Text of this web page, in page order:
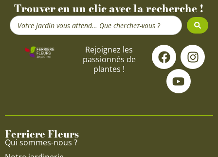
Trouver en un clic avec la recherche !
Search
...
Rejoignez les
passionnés de
plantes !
F
a
c
e
o
I
n
s
g
Y
o
u
t
u
b
Ferriere Fleurs
Qui sommes-nous ?